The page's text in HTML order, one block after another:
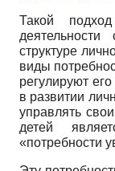
Такой
структуре
виды
регулируют
в развитии
управлять
детей
«потребности